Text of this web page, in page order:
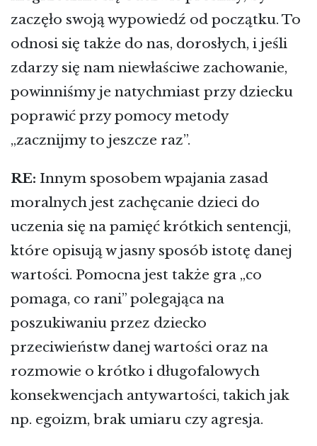
zaczęło swoją wypowiedź od początku. To
odnosi się także do nas, dorosłych, i jeśli
zdarzy się nam niewłaściwe zachowanie,
powinniśmy je natychmiast przy dziecku
poprawić przy pomocy metody
„zacznijmy to jeszcze raz”.
RE: Innym sposobem wpajania zasad
moralnych jest zachęcanie dzieci do
uczenia się na pamięć krótkich sentencji,
które opisują w jasny sposób istotę danej
wartości. Pomocna jest także gra „co
pomaga, co rani” polegająca na
poszukiwaniu przez dziecko
przeciwieństw danej wartości oraz na
rozmowie o krótko i długofalowych
konsekwencjach antywartości, takich jak
np. egoizm, brak umiaru czy agresja.